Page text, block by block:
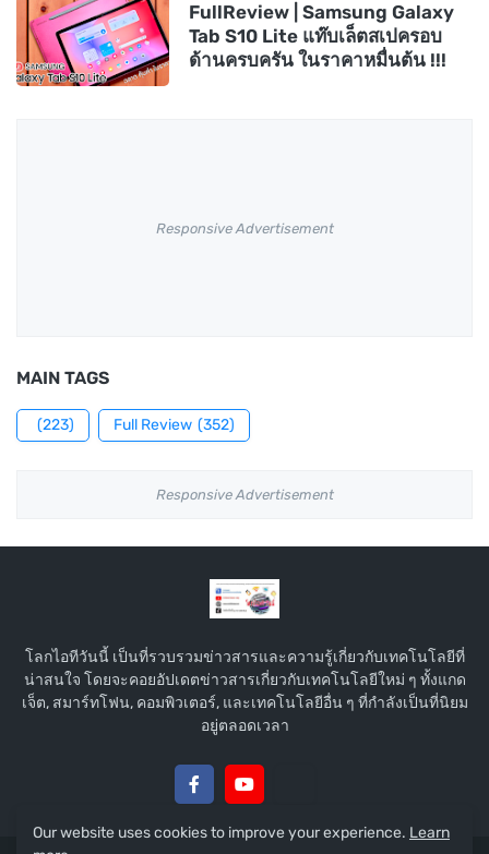
FullReview | Samsung Galaxy
Tab S10 Lite แท๊บเล็ตสเปครอบ
ด้านครบครัน ในราคาหมื่นต้น !!!
Responsive Advertisement
MAIN TAGS
(223) Full Review (352)
Responsive Advertisement
โลกไอทีวันนี้ เป็นที่รวบรวมข่าวสารและความรู้เกี่ยวกับเทคโนโลยีที่
น่าสนใจ โดยจะคอยอัปเดตข่าวสารเกี่ยวกับเทคโนโลยีใหม่ ๆ ทั้งแกด
เจ็ต, สมาร์ทโฟน, คอมพิวเตอร์, และเทคโนโลยีอื่น ๆ ที่กำลังเป็นที่นิยม
อยู่ตลอดเวลา
Our website uses cookies to improve your experience. Learn